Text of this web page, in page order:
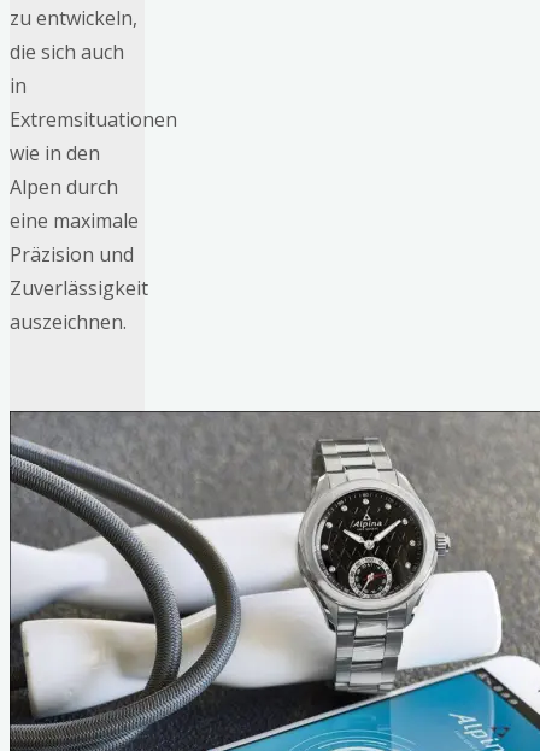
zu entwickeln,
die sich auch
in
Extremsituationen
wie in den
Alpen durch
eine maximale
Präzision und
Zuverlässigkeit
auszeichnen.